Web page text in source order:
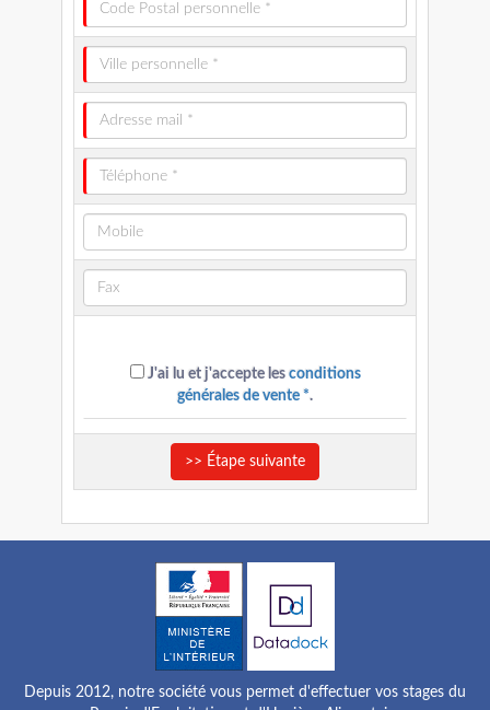
J'ai lu et j'accepte les conditions
générales de vente *.
>> Étape suivante
Depuis 2012, notre société vous permet d'effectuer vos stages du